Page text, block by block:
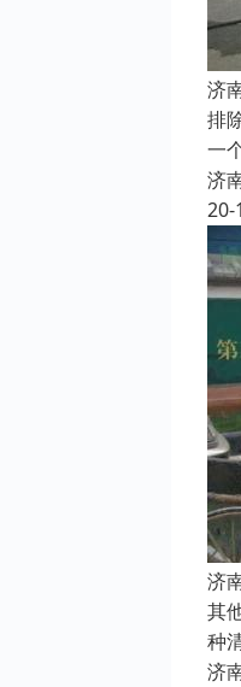
济
排
一
济
20-
济
其
种
济